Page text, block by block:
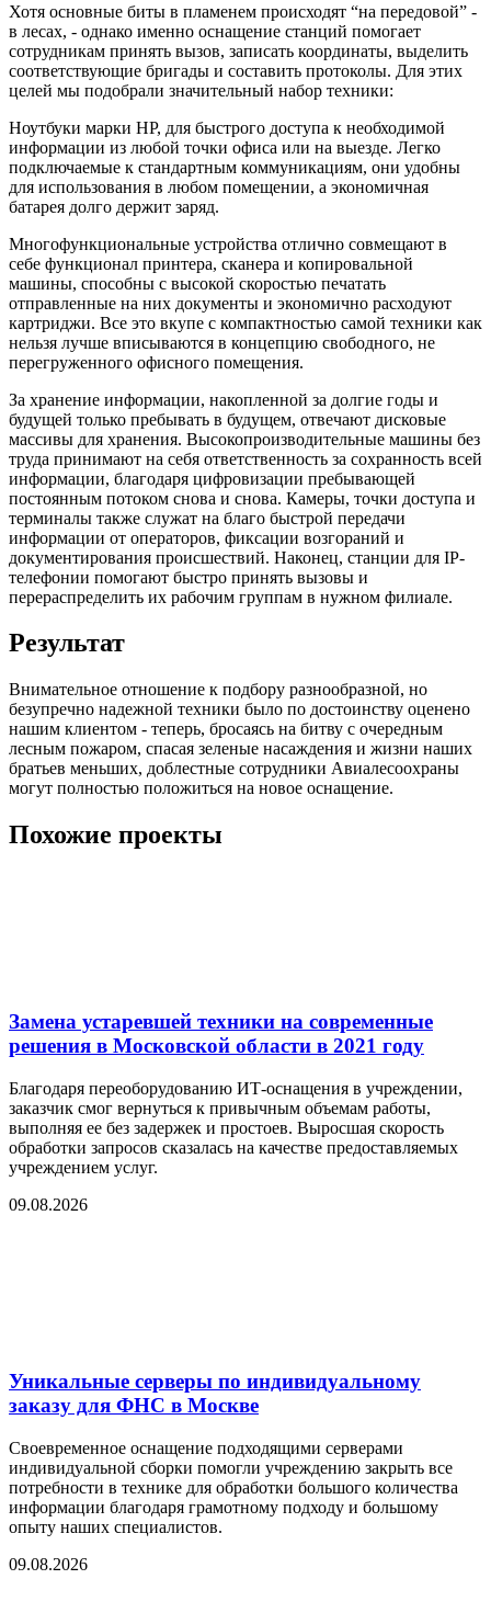
Хотя основные биты в пламенем происходят “на передовой” -
в лесах, - однако именно оснащение станций помогает
сотрудникам принять вызов, записать координаты, выделить
соответствующие бригады и составить протоколы. Для этих
целей мы подобрали значительный набор техники:
Ноутбуки марки НР, для быстрого доступа к необходимой
информации из любой точки офиса или на выезде. Легко
подключаемые к стандартным коммуникациям, они удобны
для использования в любом помещении, а экономичная
батарея долго держит заряд.
Многофункциональные устройства отлично совмещают в
себе функционал принтера, сканера и копировальной
машины, способны с высокой скоростью печатать
отправленные на них документы и экономично расходуют
картриджи. Все это вкупе с компактностью самой техники как
нельзя лучше вписываются в концепцию свободного, не
перегруженного офисного помещения.
За хранение информации, накопленной за долгие годы и
будущей только пребывать в будущем, отвечают дисковые
массивы для хранения. Высокопроизводительные машины без
труда принимают на себя ответственность за сохранность всей
информации, благодаря цифровизации пребывающей
постоянным потоком снова и снова. Камеры, точки доступа и
терминалы также служат на благо быстрой передачи
информации от операторов, фиксации возгораний и
документирования происшествий. Наконец, станции для IP-
телефонии помогают быстро принять вызовы и
перераспределить их рабочим группам в нужном филиале.
Результат
Внимательное отношение к подбору разнообразной, но
безупречно надежной техники было по достоинству оценено
нашим клиентом - теперь, бросаясь на битву с очередным
лесным пожаром, спасая зеленые насаждения и жизни наших
братьев меньших, доблестные сотрудники Авиалесоохраны
могут полностью положиться на новое оснащение.
Похожие проекты
Замена устаревшей техники на современные
решения в Московской области в 2021 году
Благодаря переоборудованию ИТ-оснащения в учреждении,
заказчик смог вернуться к привычным объемам работы,
выполняя ее без задержек и простоев. Выросшая скорость
обработки запросов сказалась на качестве предоставляемых
учреждением услуг.
09.08.2026
Уникальные серверы по индивидуальному
заказу для ФНС в Москве
Своевременное оснащение подходящими серверами
индивидуальной сборки помогли учреждению закрыть все
потребности в технике для обработки большого количества
информации благодаря грамотному подходу и большому
опыту наших специалистов.
09.08.2026